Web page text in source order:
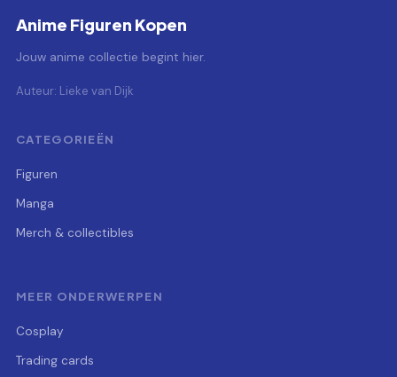
Anime Figuren Kopen
Jouw anime collectie begint hier.
Auteur: Lieke van Dijk
CATEGORIEËN
Figuren
Manga
Merch & collectibles
MEER ONDERWERPEN
Cosplay
Trading cards